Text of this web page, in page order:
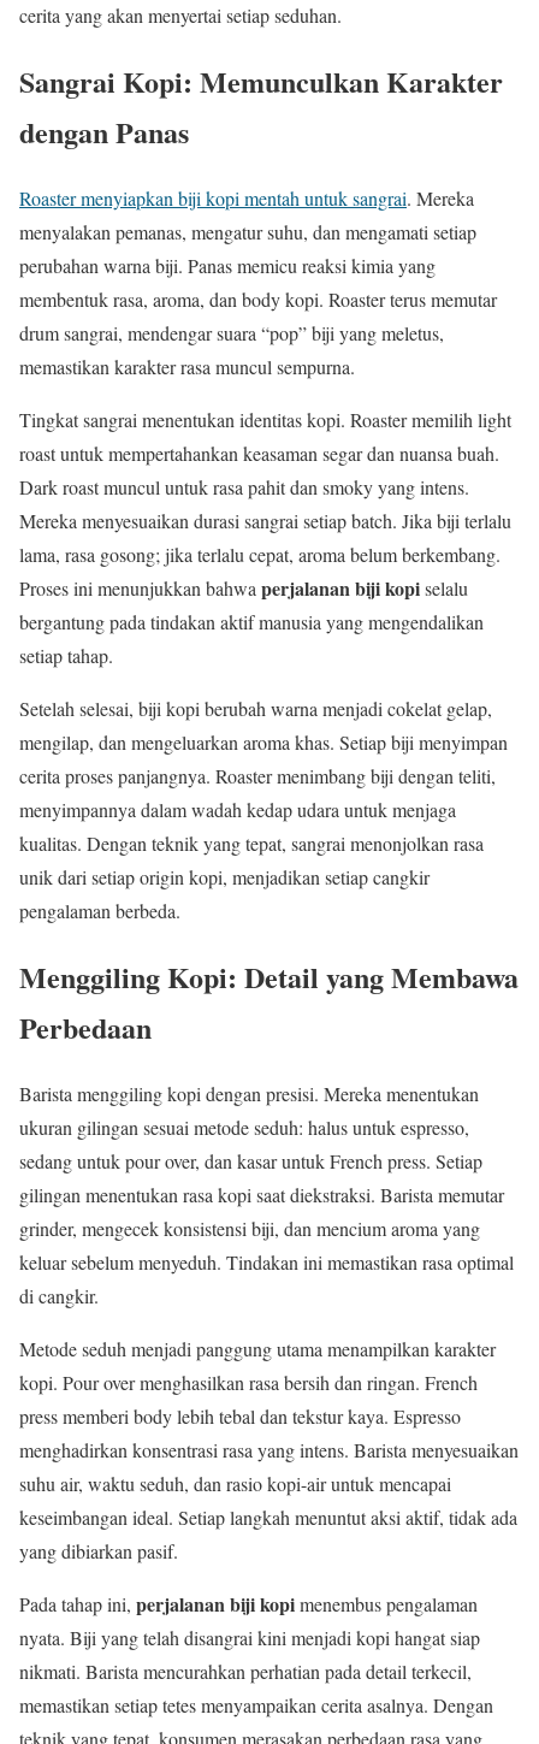
cerita yang akan menyertai setiap seduhan.
Sangrai Kopi: Memunculkan Karakter
dengan Panas
Roaster menyiapkan biji kopi mentah untuk sangrai. Mereka
menyalakan pemanas, mengatur suhu, dan mengamati setiap
perubahan warna biji. Panas memicu reaksi kimia yang
membentuk rasa, aroma, dan body kopi. Roaster terus memutar
drum sangrai, mendengar suara “pop” biji yang meletus,
memastikan karakter rasa muncul sempurna.
Tingkat sangrai menentukan identitas kopi. Roaster memilih light
roast untuk mempertahankan keasaman segar dan nuansa buah.
Dark roast muncul untuk rasa pahit dan smoky yang intens.
Mereka menyesuaikan durasi sangrai setiap batch. Jika biji terlalu
lama, rasa gosong; jika terlalu cepat, aroma belum berkembang.
Proses ini menunjukkan bahwa perjalanan biji kopiselalu
bergantung pada tindakan aktif manusia yang mengendalikan
setiap tahap.
Setelah selesai, biji kopi berubah warna menjadi cokelat gelap,
mengilap, dan mengeluarkan aroma khas. Setiap biji menyimpan
cerita proses panjangnya. Roaster menimbang biji dengan teliti,
menyimpannya dalam wadah kedap udara untuk menjaga
kualitas. Dengan teknik yang tepat, sangrai menonjolkan rasa
unik dari setiap origin kopi, menjadikan setiap cangkir
pengalaman berbeda.
Menggiling Kopi: Detail yang Membawa
Perbedaan
Barista menggiling kopi dengan presisi. Mereka menentukan
ukuran gilingan sesuai metode seduh: halus untuk espresso,
sedang untuk pour over, dan kasar untuk French press. Setiap
gilingan menentukan rasa kopi saat diekstraksi. Barista memutar
grinder, mengecek konsistensi biji, dan mencium aroma yang
keluar sebelum menyeduh. Tindakan ini memastikan rasa optimal
di cangkir.
Metode seduh menjadi panggung utama menampilkan karakter
kopi. Pour over menghasilkan rasa bersih dan ringan. French
press memberi body lebih tebal dan tekstur kaya. Espresso
menghadirkan konsentrasi rasa yang intens. Barista menyesuaikan
suhu air, waktu seduh, dan rasio kopi-air untuk mencapai
keseimbangan ideal. Setiap langkah menuntut aksi aktif, tidak ada
yang dibiarkan pasif.
Pada tahap ini, perjalanan biji kopimenembus pengalaman
nyata. Biji yang telah disangrai kini menjadi kopi hangat siap
nikmati. Barista mencurahkan perhatian pada detail terkecil,
memastikan setiap tetes menyampaikan cerita asalnya. Dengan
teknik yang tepat, konsumen merasakan perbedaan rasa yang